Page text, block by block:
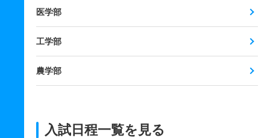
医学部
工学部
農学部
入試日程一覧を見る